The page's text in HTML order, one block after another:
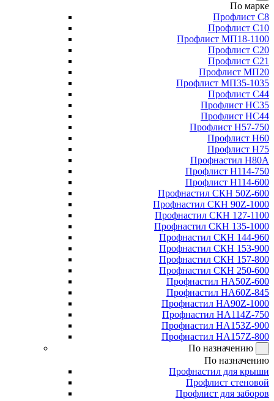
По марке
Профлист С8
Профлист С10
Профлист МП18-1100
Профлист С20
Профлист С21
Профлист МП20
Профлист МП35-1035
Профлист С44
Профлист НС35
Профлист НС44
Профлист Н57-750
Профлист Н60
Профлист Н75
Профнастил Н80А
Профлист Н114-750
Профлист Н114-600
Профнастил СКН 50Z-600
Профнастил СКН 90Z-1000
Профнастил СКН 127-1100
Профнастил СКН 135-1000
Профнастил СКН 144-960
Профнастил СКН 153-900
Профнастил СКН 157-800
Профнастил СКН 250-600
Профнастил НА50Z-600
Профнастил НА60Z-845
Профнастил НА90Z-1000
Профнастил НА114Z-750
Профнастил НА153Z-900
Профнастил НА157Z-800
По назначению
По назначению
Профнастил для крыши
Профлист стеновой
Профлист для заборов